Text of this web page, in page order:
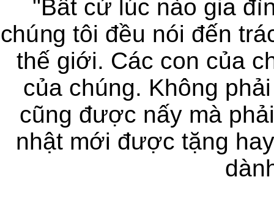
"Bất cứ lúc nào gia
chúng tôi đều nói đến
thế giới. Các con của
của chúng. Không
cũng được nấy mà
nhật mới được tặng